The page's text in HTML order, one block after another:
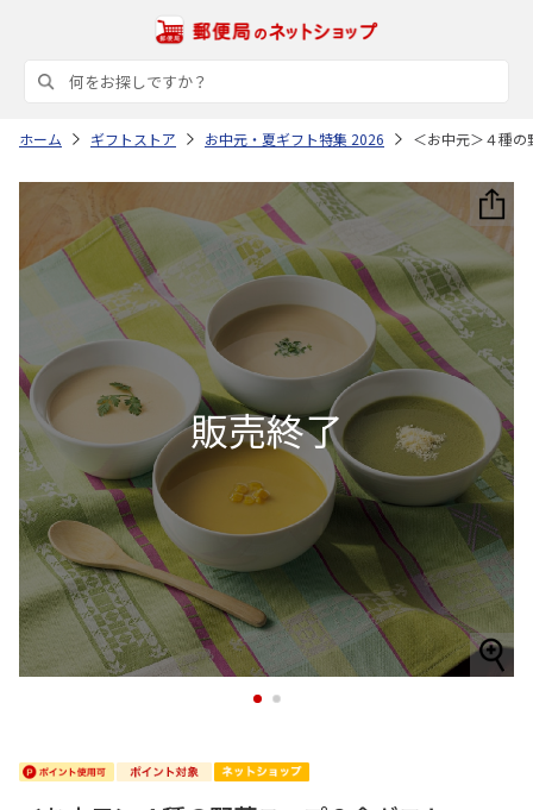
ホーム ギフトストア お中元・夏ギフト特集 2026 ＜お中元＞４種の
1 2